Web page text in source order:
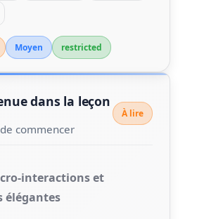
Moyen restricted
dans la leçon
commencer
À lire
interactions et